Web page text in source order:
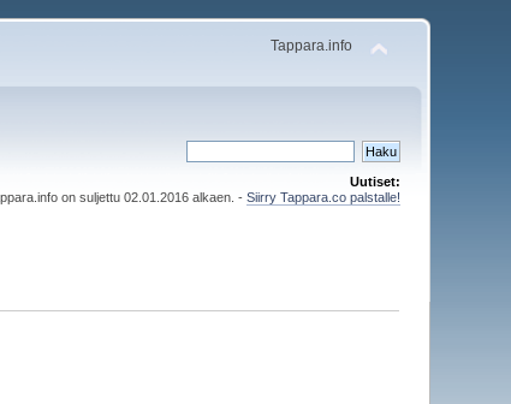
Tappara.info
Uutiset:
on suljettu 02.01.2016 alkaen. - Siirry Tappara.co palstalle!